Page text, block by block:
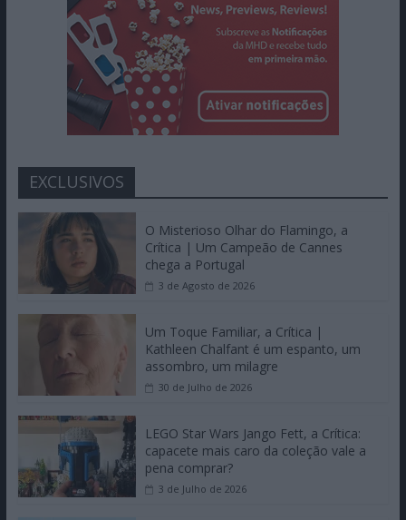
EXCLUSIVOS
O Misterioso Olhar do Flamingo, a
Crítica | Um Campeão de Cannes
chega a Portugal
3 de Agosto de 2026
Um Toque Familiar, a Crítica |
Kathleen Chalfant é um espanto, um
assombro, um milagre
30 de Julho de 2026
LEGO Star Wars Jango Fett, a Crítica:
capacete mais caro da coleção vale a
pena comprar?
3 de Julho de 2026